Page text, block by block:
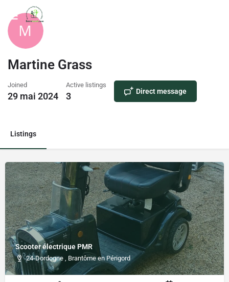
Martine Grass
Joined
29 mai 2024
Active listings
3 Direct message
Listings
Scooter électrique PMR
24-Dordogne , Brantôme en Périgord